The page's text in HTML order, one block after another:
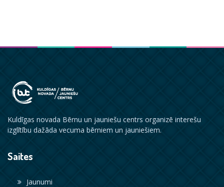
Kuldīgas novada Bērnu un jauniešu centrs organizē interešu
izglītību dažāda vecuma bērniem un jauniešiem.
Saites
Jaunumi